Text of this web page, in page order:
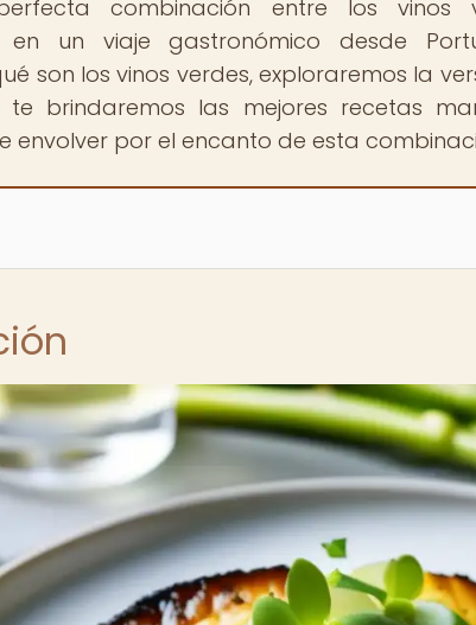
combinación entre los vinos
en un viaje gastronómico desde
son los vinos verdes, exploraremos la
brindaremos las mejores recetas
envolver por el encanto de esta